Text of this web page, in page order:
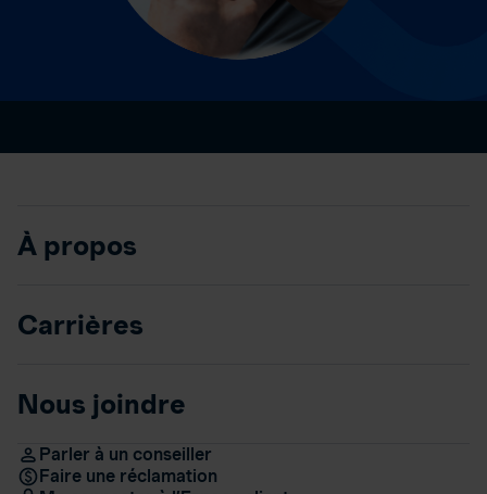
À propos
Carrières
Nous joindre
Parler à un conseiller
Faire une réclamation